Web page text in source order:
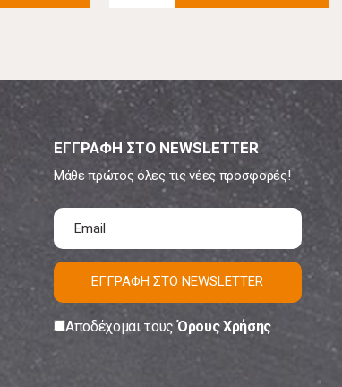
ΕΓΓΡΑΦΗ ΣΤΟ NEWSLETTER
Μάθε πρώτος όλες τις νέες προσφορές!
ΕΓΓΡΑΦΗ ΣΤΟ NEWSLETTER
Αποδέχομαι τουςΌρους Χρήσης